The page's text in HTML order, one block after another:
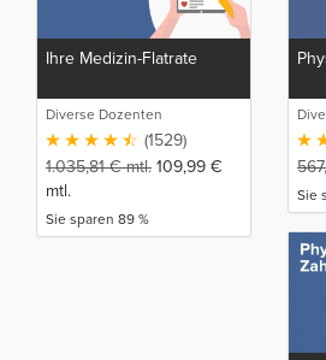
Ihre Medizin-Flatrate
Diverse Dozenten
(1529)
1.035,81€mtl. 109,99 €
mtl.
Sie sparen 89 %
Sie